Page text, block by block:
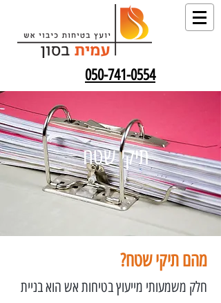
050-741-0554
תיקי שטח
מהם תיקי שטח?
חלק משמעותי מייעוץ בטיחות אש הוא בניית